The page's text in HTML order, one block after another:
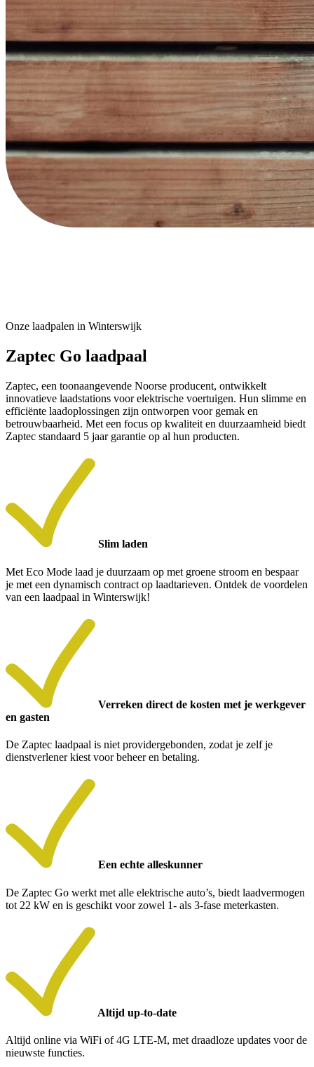
Onze laadpalen in Winterswijk
Zaptec Go laadpaal
Zaptec, een toonaangevende Noorse producent, ontwikkelt
innovatieve laadstations voor elektrische voertuigen. Hun slimme en
efficiënte laadoplossingen zijn ontworpen voor gemak en
betrouwbaarheid. Met een focus op kwaliteit en duurzaamheid biedt
Zaptec standaard 5 jaar garantie op al hun producten.
Slim laden
Met Eco Mode laad je duurzaam op met groene stroom en bespaar
je met een dynamisch contract op laadtarieven. Ontdek de voordelen
van een laadpaal in Winterswijk!
Verreken direct de kosten met je werkgever
en gasten
De Zaptec laadpaal is niet providergebonden, zodat je zelf je
dienstverlener kiest voor beheer en betaling.
Een echte alleskunner
De Zaptec Go werkt met alle elektrische auto’s, biedt laadvermogen
tot 22 kW en is geschikt voor zowel 1- als 3-fase meterkasten.
Altijd up-to-date
Altijd online via WiFi of 4G LTE-M, met draadloze updates voor de
nieuwste functies.